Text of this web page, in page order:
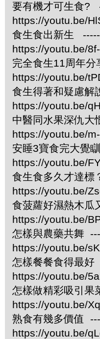
要有機才可生食?
https://youtu.be/
食生食出新生
https://youtu.be/
完全食生11周年
https://youtu.be/
食生得著和疑慮解
https://youtu.be/
中醫同水果深仇
https://youtu.be/
安睡3寶食完大覺
https://youtu.be/
食生食多久才達標
https://youtu.be/
食菠蘿好濕熱木瓜
https://youtu.be/
怎樣與農藥共舞
https://youtu.be/
怎樣餐餐食得最好
https://youtu.be/
怎樣做精彩吸引果
https://youtu.be/
熟食有幾多價值
https://youtu.be/